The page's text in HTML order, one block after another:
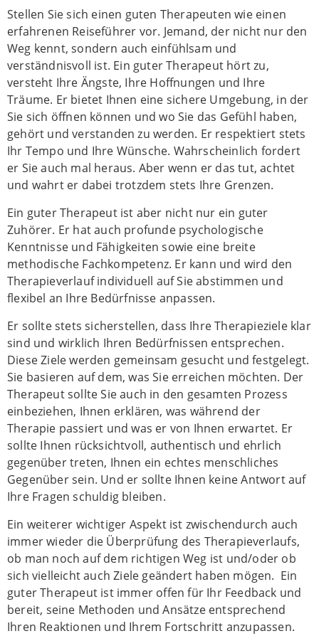
Stellen Sie sich einen guten Therapeuten wie einen
erfahrenen Reiseführer vor. Jemand, der nicht nur den
Weg kennt, sondern auch einfühlsam und
verständnisvoll ist. Ein guter Therapeut hört zu,
versteht Ihre Ängste, Ihre Hoffnungen und Ihre
Träume. Er bietet Ihnen eine sichere Umgebung, in der
Sie sich öffnen können und wo Sie das Gefühl haben,
gehört und verstanden zu werden. Er respektiert stets
Ihr Tempo und Ihre Wünsche. Wahrscheinlich fordert
er Sie auch mal heraus. Aber wenn er das tut, achtet
und wahrt er dabei trotzdem stets Ihre Grenzen.
Ein guter Therapeut ist aber nicht nur ein guter
Zuhörer. Er hat auch profunde psychologische
Kenntnisse und Fähigkeiten sowie eine breite
methodische Fachkompetenz. Er kann und wird den
Therapieverlauf individuell auf Sie abstimmen und
flexibel an Ihre Bedürfnisse anpassen.
Er sollte stets sicherstellen, dass Ihre Therapieziele klar
sind und wirklich Ihren Bedürfnissen entsprechen.
Diese Ziele werden gemeinsam gesucht und festgelegt.
Sie basieren auf dem, was Sie erreichen möchten. Der
Therapeut sollte Sie auch in den gesamten Prozess
einbeziehen, Ihnen erklären, was während der
Therapie passiert und was er von Ihnen erwartet. Er
sollte Ihnen rücksichtvoll, authentisch und ehrlich
gegenüber treten, Ihnen ein echtes menschliches
Gegenüber sein. Und er sollte Ihnen keine Antwort auf
Ihre Fragen schuldig bleiben.
Ein weiterer wichtiger Aspekt ist zwischendurch auch
immer wieder die Überprüfung des Therapieverlaufs,
ob man noch auf dem richtigen Weg ist und/oder ob
sich vielleicht auch Ziele geändert haben mögen. Ein
guter Therapeut ist immer offen für Ihr Feedback und
bereit, seine Methoden und Ansätze entsprechend
Ihren Reaktionen und Ihrem Fortschritt anzupassen.